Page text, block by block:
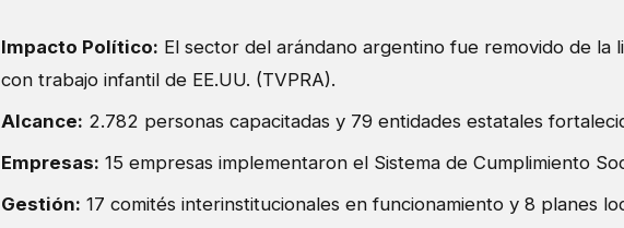
Impacto Político: El sector del arándano argentino fue removido de la
con trabajo infantil de EE.UU. (TVPRA).
Alcance: 2.782 personas capacitadas y 79 entidades estatales
Empresas: 15 empresas implementaron el Sistema de Cumplimiento
Gestión: 17 comités interinstitucionales en funcionamiento y 8 planes